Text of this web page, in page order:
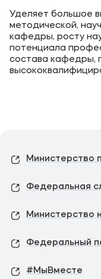
Уделяет большое
методической,
кафедры, росту
потенциала
состава кафедры,
Министерство
Министерство
#МыВместе